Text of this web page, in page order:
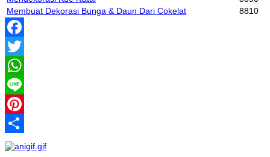
Membuat Dekorasi Bunga & Daun Dari Cokelat
8810
Facebook
Twitter
WhatsApp
Line
Pinterest
Share